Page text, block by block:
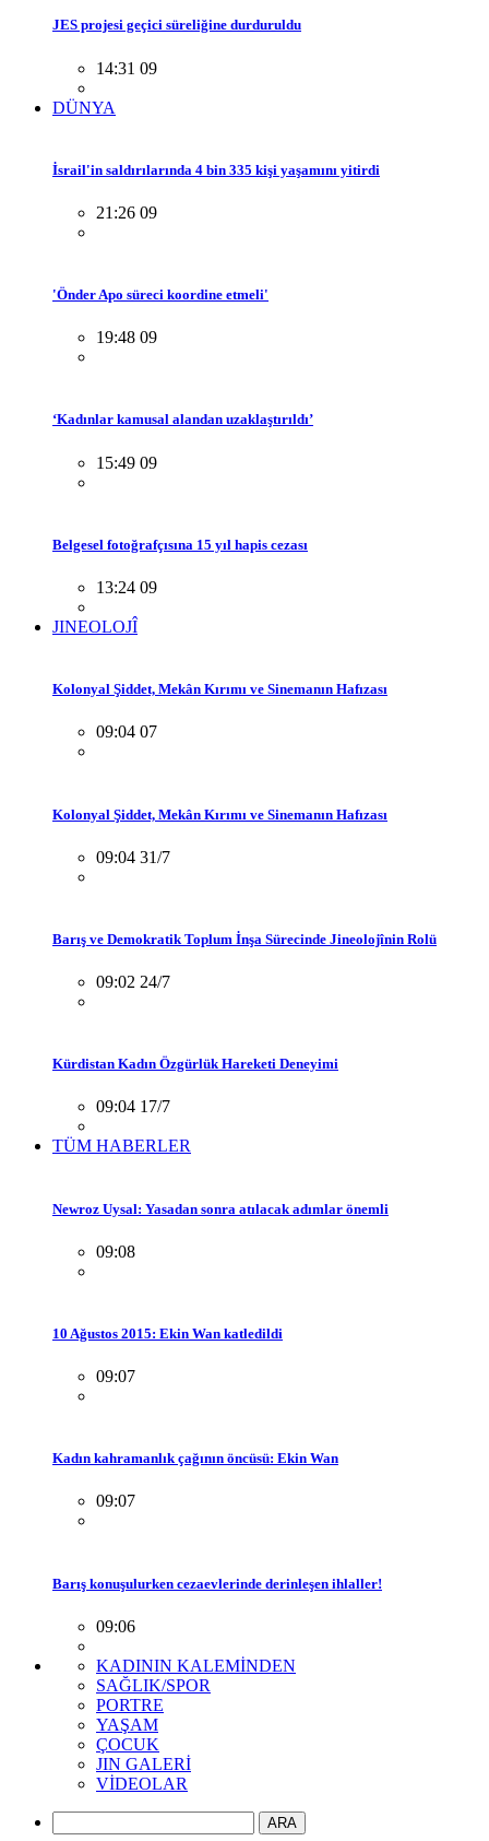
JES projesi geçici süreliğine durduruldu
14:31 09
DÜNYA
İsrail'in saldırılarında 4 bin 335 kişi yaşamını yitirdi
21:26 09
'Önder Apo süreci koordine etmeli'
19:48 09
‘Kadınlar kamusal alandan uzaklaştırıldı’
15:49 09
Belgesel fotoğrafçısına 15 yıl hapis cezası
13:24 09
JINEOLOJÎ
Kolonyal Şiddet, Mekân Kırımı ve Sinemanın Hafızası
09:04 07
Kolonyal Şiddet, Mekân Kırımı ve Sinemanın Hafızası
09:04 31/7
Barış ve Demokratik Toplum İnşa Sürecinde Jineolojînin Rolü
09:02 24/7
Kürdistan Kadın Özgürlük Hareketi Deneyimi
09:04 17/7
TÜM HABERLER
Newroz Uysal: Yasadan sonra atılacak adımlar önemli
09:08
10 Ağustos 2015: Ekin Wan katledildi
09:07
Kadın kahramanlık çağının öncüsü: Ekin Wan
09:07
Barış konuşulurken cezaevlerinde derinleşen ihlaller!
09:06
KADININ KALEMİNDEN
SAĞLIK/SPOR
PORTRE
YAŞAM
ÇOCUK
JIN GALERİ
VİDEOLAR
ARA